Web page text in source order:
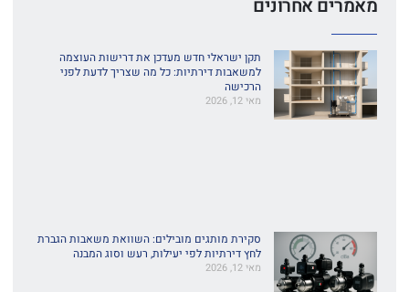
מאמרים אחרונים
תקן ישראלי חדש מעדכן את דרישות העוצמה
למשאבות דירתיות: כל מה שצריך לדעת לפני
הרכישה
מאי 12, 2026
סקירת מותגים מובילים: השוואת משאבות הגברת
לחץ דירתיות לפי יעילות, רעש וסוג המבנה
מאי 12, 2026